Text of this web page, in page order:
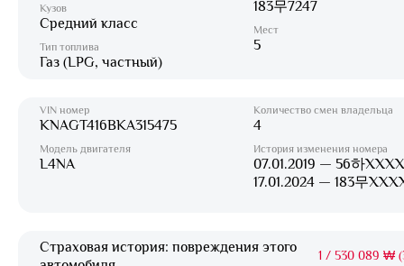
Кузов
Средний класс
Тип топлива
Газ (LPG, частный)
183무7247
Мест
5
VIN номер
KNAGT416BKA315475
Модель двигателя
L4NA
Количество смен владельца
4
История изменения номера
07.01.2019 — 56하
17.01.2024 — 183무
Страховая история: повреждения этого
1 / 530 089 ₩